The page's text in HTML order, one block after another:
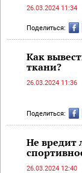
26.03.2024 11:34
Поделиться:
Как
ткани?
26.03.2024 11:36
Поделиться:
Не вредит
26.03.2024 12:40